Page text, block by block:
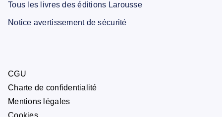
Tous les livres des éditions Larousse
Notice avertissement de sécurité
CGU
Charte de confidentialité
Mentions légales